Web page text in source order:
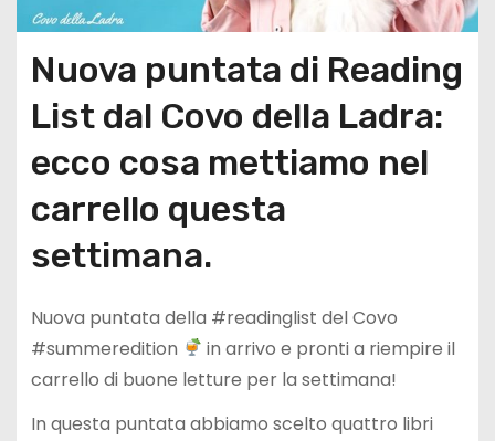
Nuova puntata di Reading
List dal Covo della Ladra:
ecco cosa mettiamo nel
carrello questa
settimana.
Nuova puntata della #readinglist del Covo
#summeredition
in arrivo e pronti a riempire il
carrello di buone letture per la settimana!
In questa puntata abbiamo scelto quattro libri